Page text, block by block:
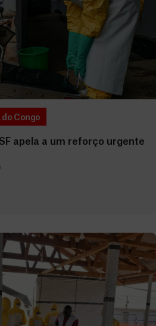
Congo
apela a um reforço urgente